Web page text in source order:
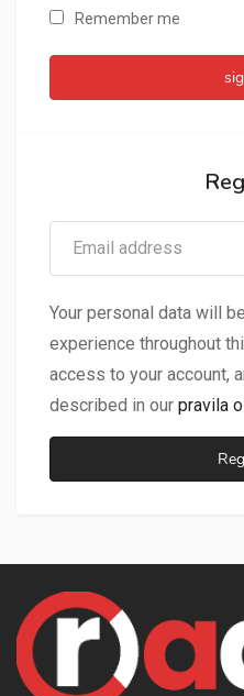
Remember me
Your personal data will
experience throughout
access to your account,
described in our pravila